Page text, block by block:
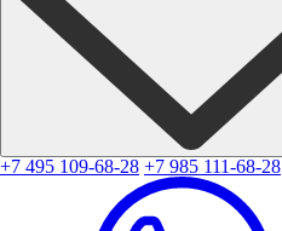
+7 495 109-68-28 +7 985 111-68-28